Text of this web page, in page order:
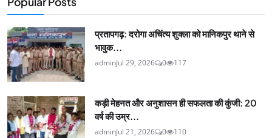
प्रतापगढ़: दरोगा अचिंत्य शुक्ला को मानिकपुर थाने से
भावुक...
adminJul 29, 2026 0 117
कड़ी मेहनत और अनुशासन ही सफलता की कुंजी: 20
वर्ष की उम्र...
adminJul 21, 2026 0 110